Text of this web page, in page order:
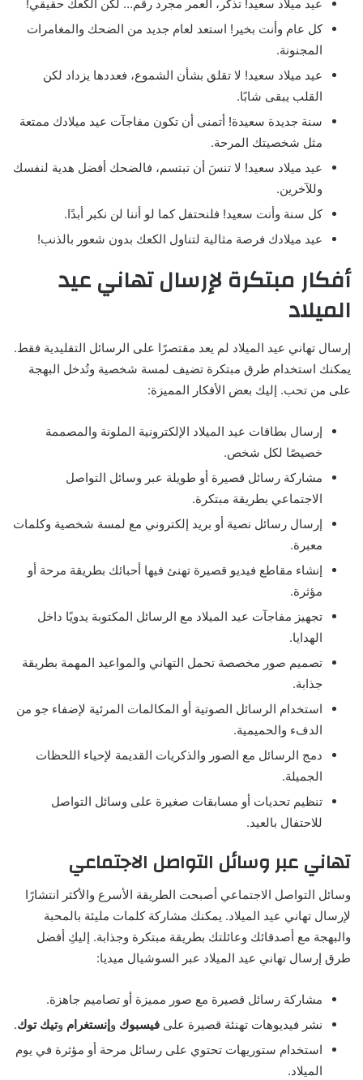
عيد ميلاد سعيد! تذكر، العمر مجرد رقم… لكن الكعك حقيقي!
كل عام وأنت بخير! استعد لعام جديد من الضحك والمغامرات
المجنونة.
عيد ميلاد سعيد! لا تقلق بشأن الشموع، فعددها يزداد لكن
القلب يبقى شابًا.
سنة جديدة سعيدة! أتمنى أن تكون مفاجآت عيد ميلادك ممتعة
مثل شخصيتك المرحة.
عيد ميلاد سعيد! لا تنسَ أن تبتسم، فالضحك أفضل هدية لنفسك
وللآخرين.
كل سنة وأنت سعيد! فلنحتفل كما لو أننا لن نكبر أبدًا.
عيد ميلادك فرصة مثالية لتناول الكعك بدون شعور بالذنب!
أفكار مبتكرة لإرسال تهاني عيد
الميلاد
إرسال تهاني عيد الميلاد لم يعد مقتصرًا على الرسائل التقليدية فقط.
يمكنك استخدام طرق مبتكرة تضيف لمسة شخصية وتُدخل البهجة
على من تحب. إليك بعض الأفكار المميزة:
إرسال بطاقات عيد الميلاد الإلكترونية الملونة والمصممة
خصيصًا لكل شخص.
مشاركة رسائل قصيرة أو طويلة عبر وسائل التواصل
الاجتماعي بطريقة مبتكرة.
إرسال رسائل نصية أو بريد إلكتروني مع لمسة شخصية وكلمات
معبرة.
إنشاء مقاطع فيديو قصيرة تهنئ فيها أحبائك بطريقة مرحة أو
مؤثرة.
تجهيز مفاجآت عيد الميلاد مع الرسائل المكتوبة يدويًا داخل
الهدايا.
تصميم صور مخصصة تحمل التهاني والمواعيد المهمة بطريقة
جذابة.
استخدام الرسائل الصوتية أو المكالمات المرئية لإضفاء جو من
الدفء والحميمية.
دمج الرسائل مع الصور والذكريات القديمة لإحياء اللحظات
الجميلة.
تنظيم تحديات أو مسابقات صغيرة على وسائل التواصل
للاحتفال بالعيد.
تهاني عبر وسائل التواصل الاجتماعي
وسائل التواصل الاجتماعي أصبحت الطريقة الأسرع والأكثر انتشارًا
لإرسال تهاني عيد الميلاد. يمكنك مشاركة كلمات مليئة بالمحبة
والبهجة مع أصدقائك وعائلتك بطريقة مبتكرة وجذابة. إليكِ أفضل
طرق إرسال تهاني عيد الميلاد عبر السوشيال ميديا:
مشاركة رسائل قصيرة مع صور مميزة أو تصاميم جاهزة.
نشر فيديوهات تهنئة قصيرة على فيسبوك وإنستغرام وتيك توك.
استخدام ستوريهات تحتوي على رسائل مرحة أو مؤثرة في يوم
الميلاد.